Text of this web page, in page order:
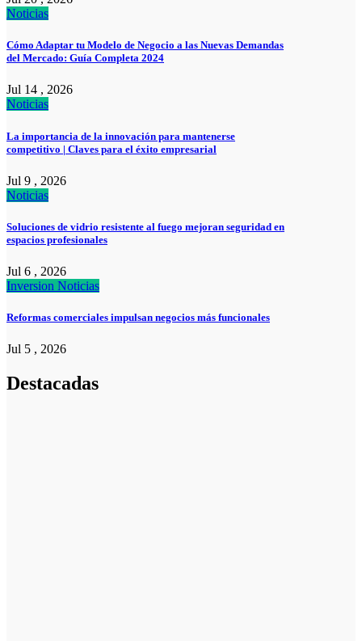
Noticias
Cómo Adaptar tu Modelo de Negocio a las Nuevas Demandas
del Mercado: Guía Completa 2024
Jul 14 , 2026
Noticias
La importancia de la innovación para mantenerse
competitivo | Claves para el éxito empresarial
Jul 9 , 2026
Noticias
Soluciones de vidrio resistente al fuego mejoran seguridad en
espacios profesionales
Jul 6 , 2026
Inversion Noticias
Reformas comerciales impulsan negocios más funcionales
Jul 5 , 2026
Destacadas